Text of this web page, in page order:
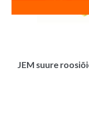
JEM suure